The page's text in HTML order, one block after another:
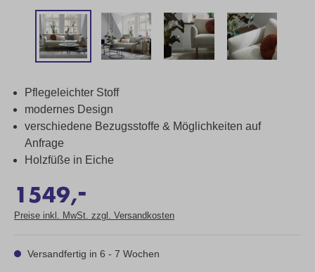
Pflegeleichter Stoff
modernes Design
verschiedene Bezugsstoffe & Möglichkeiten auf
Anfrage
Holzfüße in Eiche
1549,
-
Preise inkl. MwSt. zzgl. Versandkosten
Versandfertig in 6 - 7 Wochen